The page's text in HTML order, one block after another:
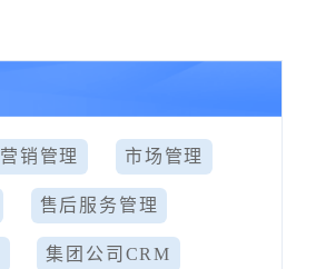
营销管理 市场管理
售后服务管理
集团公司CRM